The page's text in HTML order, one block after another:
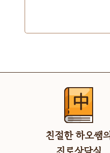
친절한 하오쌤